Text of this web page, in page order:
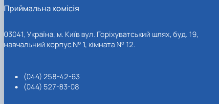
Приймальна комісія
03041, Україна, м. Київ вул. Горіхуватський шлях, буд. 19,
навчальний корпус № 1, кімната № 12.
(044) 258-42-63
(044) 527-83-08